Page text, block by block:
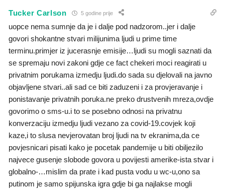
Tucker Carlson 5 godine prije
uopce nema sumnje da je i dalje pod nadzorom..jer i dalje
govori shokantne stvari milijunima ljudi u prime time
terminu.primjer iz jucerasnje emisije…ljudi su mogli saznati da
se spremaju novi zakoni gdje ce fact chekeri moci reagirati u
privatnim porukama izmedju ljudi.do sada su djelovali na javno
objavljene stvari..ali sad ce biti zaduzeni i za provjeravanje i
ponistavanje privatnih poruka.ne preko drustvenih mreza,ovdje
govorimo o sms-u.i to se posebno odnosi na privatnu
konverzaciju izmedju ljudi vezano za covid-19.covjek koji
kaze,i to slusa nevjerovatan broj ljudi na tv ekranima,da ce
povjesnicari pisati kako je pocetak pandemije u biti obiljezilo
najvece gusenje slobode govora u povijesti amerike-ista stvar i
globalno-…mislim da prate i kad pusta vodu u wc-u,ono sa
putinom je samo spijunska igra gdje bi ga najlakse mogli